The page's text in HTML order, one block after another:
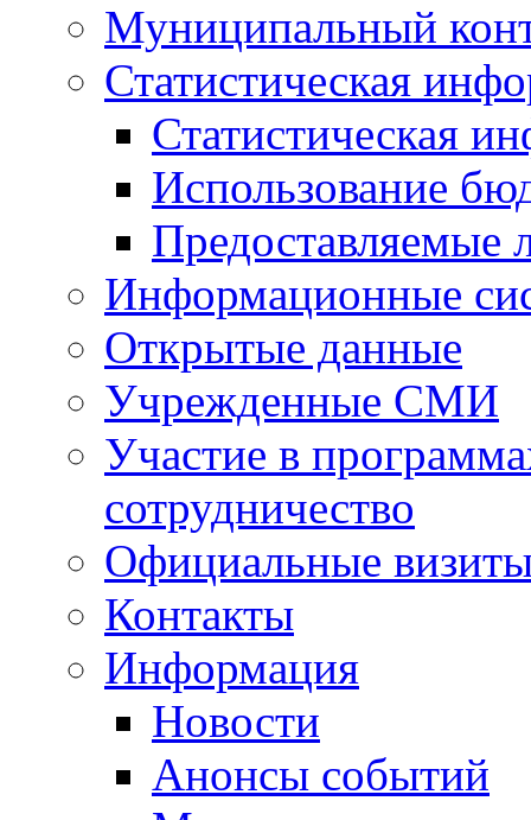
Муниципальный
Статистическая
Статистическая
Использование
Предоставляемые
Информационные
Открытые данные
Учрежденные СМИ
Участие в
сотрудничество
Официальные
Контакты
Информация
Новости
Анонсы событий